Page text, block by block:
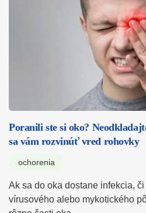
Poranili ste si oko?
sa vám rozvinúť vred rohovky
ochorenia
Ak sa do oka dostane infekcia,
vírusového alebo mykotického